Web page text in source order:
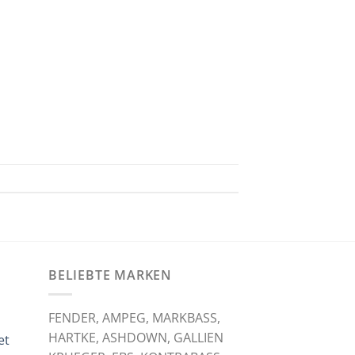
BELIEBTE MARKEN
FENDER, AMPEG, MARKBASS,
HARTKE, ASHDOWN, GALLIEN